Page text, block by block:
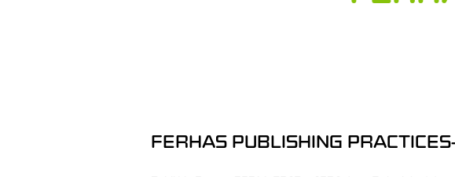
FERHAS PUBLISHING